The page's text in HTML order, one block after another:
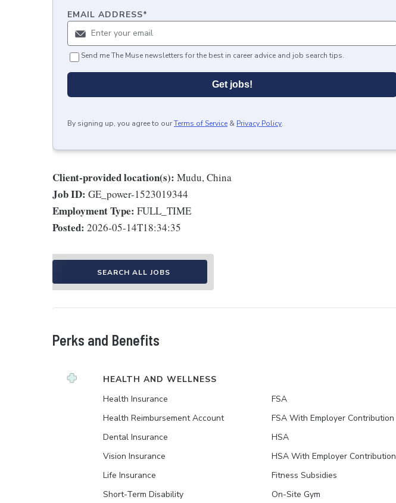
EMAIL ADDRESS*
Send me The Muse newsletters for the best in career advice and job search tips.
Get jobs!
By signing up, you agree to ourTerms of Service & Privacy Policy.
Client-provided location(s): Mudu, China
Job ID: GE_power-1523019344
Employment Type: FULL_TIME
Posted: 2026-05-14T18:34:35
SEARCH ALL JOBS
Perks and Benefits
HEALTH AND WELLNESS
Health Insurance
Health Reimbursement Account
Dental Insurance
Vision Insurance
Life Insurance
Short-Term Disability
FSA
FSA With Employer Contribution
HSA
HSA With Employer Contribution
Fitness Subsidies
On-Site Gym